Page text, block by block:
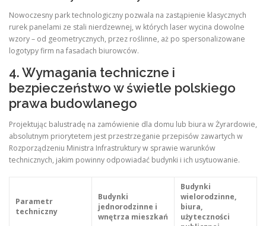
Nowoczesny park technologiczny pozwala na zastąpienie klasycznych
rurek panelami ze stali nierdzewnej, w których laser wycina dowolne
wzory – od geometrycznych, przez roślinne, aż po spersonalizowane
logotypy firm na fasadach biurowców.
4. Wymagania techniczne i
bezpieczeństwo w świetle polskiego
prawa budowlanego
Projektując balustradę na zamówienie dla domu lub biura w Żyrardowie,
absolutnym priorytetem jest przestrzeganie przepisów zawartych w
Rozporządzeniu Ministra Infrastruktury w sprawie warunków
technicznych, jakim powinny odpowiadać budynki i ich usytuowanie.
Parametr
techniczny
Budynki
jednorodzinne i
wnętrza mieszkań
Budynki
wielorodzinne,
biura,
użyteczności